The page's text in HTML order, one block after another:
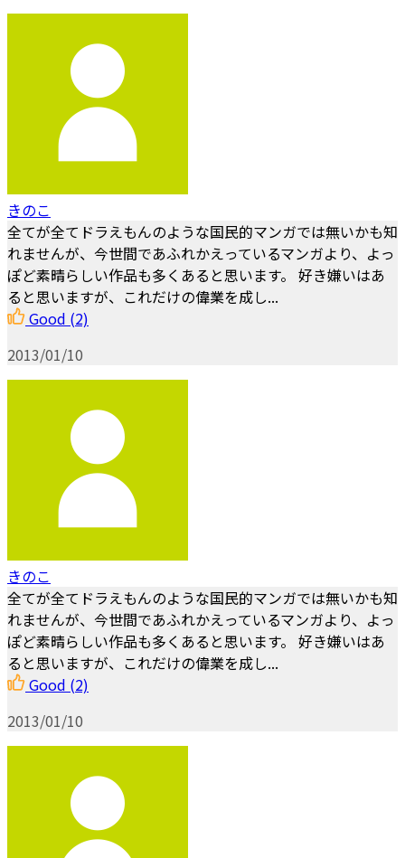
きのこ
全てが全てドラえもんのような国民的マンガでは無いかも知
れませんが、今世間であふれかえっているマンガより、よっ
ぽど素晴らしい作品も多くあると思います。 好き嫌いはあ
ると思いますが、これだけの偉業を成し...
Good (2)
2013/01/10
きのこ
全てが全てドラえもんのような国民的マンガでは無いかも知
れませんが、今世間であふれかえっているマンガより、よっ
ぽど素晴らしい作品も多くあると思います。 好き嫌いはあ
ると思いますが、これだけの偉業を成し...
Good (2)
2013/01/10